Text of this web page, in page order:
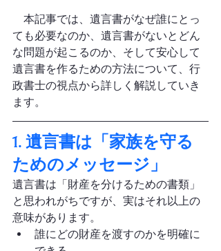
本記事では、遺言書がなぜ誰にとっ
ても必要なのか、遺言書がないとどん
な問題が起こるのか、そして安心して
遺言書を作るための方法について、行
政書士の視点から詳しく解説していき
ます。
1. 遺言書は「家族を守る
ためのメッセージ」
遺言書は「財産を分けるための書類」
と思われがちですが、実はそれ以上の
意味があります。
誰にどの財産を渡すのかを明確に